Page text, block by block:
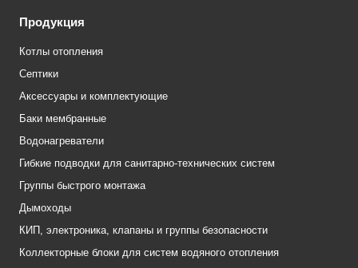
Продукция
Котлы отопления
Септики
Аксессуары и комплектующие
Баки мембранные
Водонагреватели
Гибкие подводки для санитарно-технических систем
Группы быстрого монтажа
Дымоходы
КИП, электроника, клапаны и группы безопасности
Коллекторные блоки для систем водяного отопления